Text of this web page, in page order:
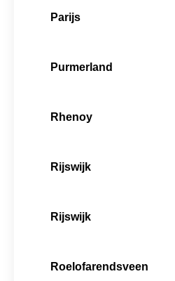
Parijs
Purmerland
Rhenoy
Rijswijk
Rijswijk
Roelofarendsveen